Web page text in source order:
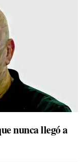
nunca llegó a